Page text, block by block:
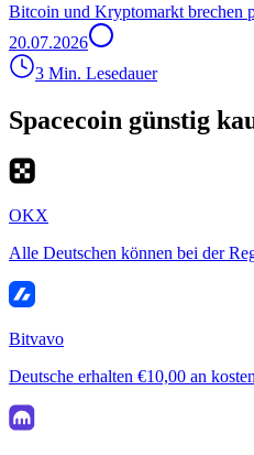
Bitcoin und Kryptomarkt brechen
20.07.2026
3 Min. Lesedauer
Spacecoin günstig
OKX
Alle Deutschen können bei der
Bitvavo
Deutsche erhalten €10,00 an